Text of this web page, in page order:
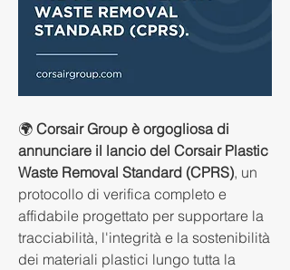
🌍 Corsair Group è orgogliosa di
annunciare il lancio del Corsair Plastic
Waste Removal Standard (CPRS), un
protocollo di verifica completo e
affidabile progettato per supportare la
tracciabilità, l'integrità e la sostenibilità
dei materiali plastici lungo tutta la